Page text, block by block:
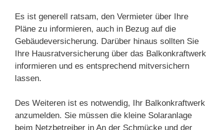
Es ist generell ratsam, den Vermieter über Ihre
Pläne zu informieren, auch in Bezug auf die
Gebäudeversicherung. Darüber hinaus sollten Sie
Ihre Hausratversicherung über das Balkonkraftwerk
informieren und es entsprechend mitversichern
lassen.
Des Weiteren ist es notwendig, Ihr Balkonkraftwerk
anzumelden. Sie müssen die kleine Solaranlage
beim Netzbetreiber in An der Schmücke und der